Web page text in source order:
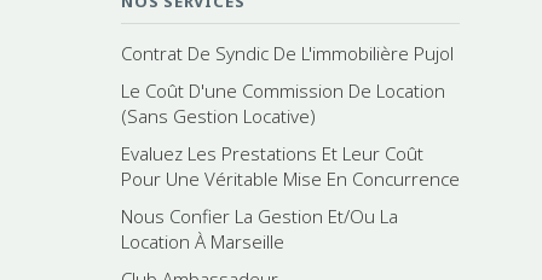
Contrat De Syndic De L'immobilière Pujol
Le Coût D'une Commission De Location
(Sans Gestion Locative)
Evaluez Les Prestations Et Leur Coût
Pour Une Véritable Mise En Concurrence
Nous Confier La Gestion Et/Ou La
Location À Marseille